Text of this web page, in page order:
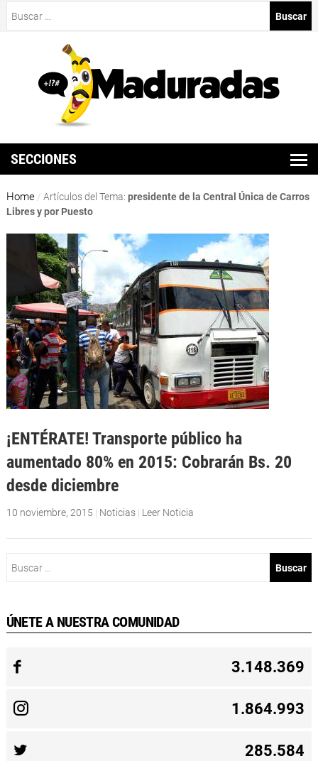
SECCIONES
Home / Artículos del Tema: presidente de la Central Única de Carros
Libres y por Puesto
¡ENTÉRATE! Transporte público ha
aumentado 80% en 2015: Cobrarán Bs. 20
desde diciembre
10 noviembre, 2015 | Noticias | Leer Noticia
ÚNETE A NUESTRA COMUNIDAD
3.148.369
1.864.993
285.584